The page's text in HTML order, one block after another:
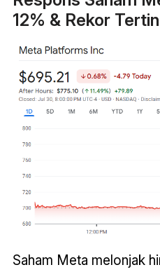
12% & Rekor
Saham Meta melonjak